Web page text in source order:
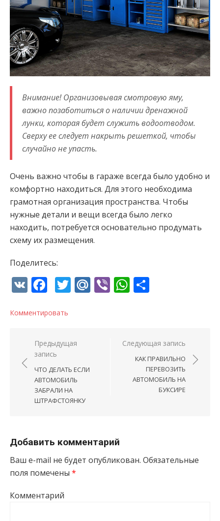
Внимание! Организовывая смотровую яму,
важно позаботиться о наличии дренажной
лунки, которая будет служить водоотводом.
Сверху ее следует накрыть решеткой, чтобы
случайно не упасть.
Очень важно чтобы в гараже всегда было удобно и
комфортно находиться. Для этого необходима
грамотная организация пространства. Чтобы
нужные детали и вещи всегда было легко
находить, потребуется основательно продумать
схему их размещения.
Поделитесь:
VK Facebook
Twitter
Mail.Ru
ViberWhatsApp
Комментировать
Навигация по записям
Предыдущая
запись
ЧТО ДЕЛАТЬ ЕСЛИ
АВТОМОБИЛЬ
ЗАБРАЛИ НА
ШТРАФСТОЯНКУ
Следующая запись
КАК ПРАВИЛЬНО
ПЕРЕВОЗИТЬ
АВТОМОБИЛЬ НА
БУКСИРЕ
Добавить комментарий
Ваш e-mail не будет опубликован. Обязательные
поля помечены *
Комментарий